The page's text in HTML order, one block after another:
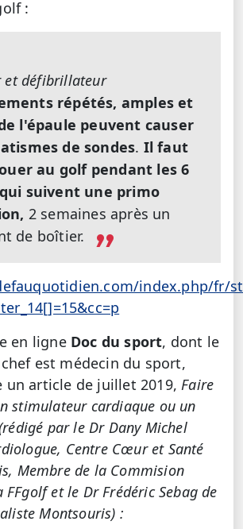
:
et défibrillateur
répétés, amples et
l'épaule peuvent causer
de sondes. Il faut
au golf pendant les 6
suivent une primo
2 semaines après un
de boîtier.
index.php/fr/
en ligne Doc du sport, dont le
est médecin du sport,
un article de juillet 2019,Faire
stimulateur cardiaque ou un
par le Dr Dany Michel
Centre Cœur et Santé
Membre de la Commision
et le Dr Frédéric Sebag de
Montsouris) :